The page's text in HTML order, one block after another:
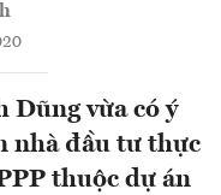
vừa có ý
nhà đầu tư thực
thuộc dự án